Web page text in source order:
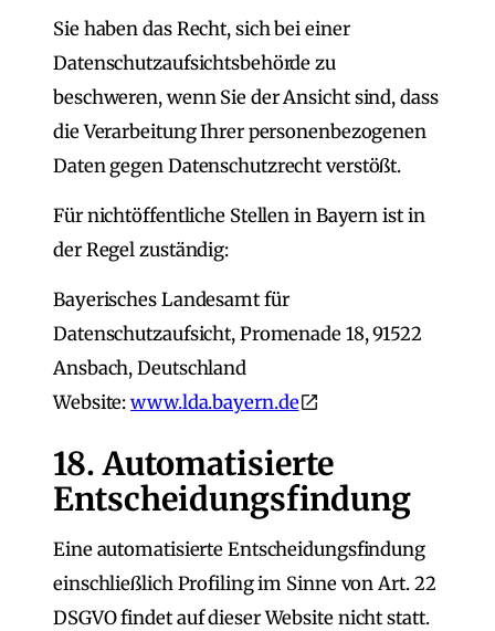
Sie haben das Recht, sich bei einer
Datenschutzaufsichtsbehörde zu
beschweren, wenn Sie der Ansicht sind, dass
die Verarbeitung Ihrer personenbezogenen
Daten gegen Datenschutzrecht verstößt.
Für nichtöffentliche Stellen in Bayern ist in
der Regel zuständig:
Bayerisches Landesamt für
Datenschutzaufsicht, Promenade 18, 91522
Ansbach, Deutschland
Website:www.lda.bayern.de
18. Automatisierte
Entscheidungsfindung
Eine automatisierte Entscheidungsfindung
einschließlich Profiling im Sinne von Art. 22
DSGVO findet auf dieser Website nicht statt.